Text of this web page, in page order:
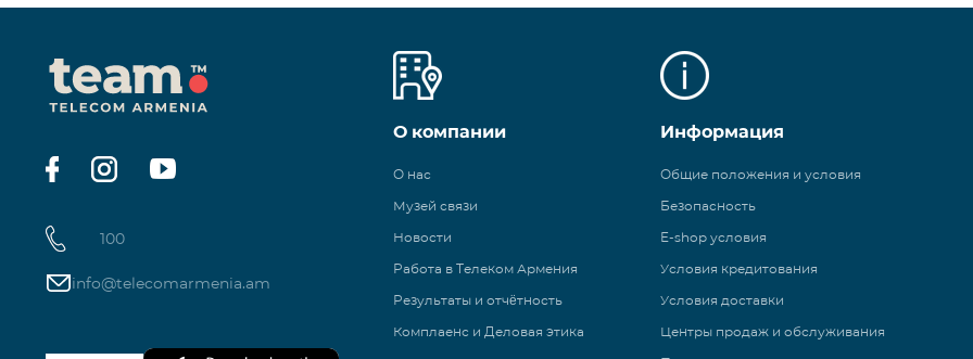
100
info@telecomarmenia.am
О компании
О нас
Музей связи
Новости
Работа в Телеком Армения
Результаты и отчётность
Комплаенс и Деловая этика
Информация
Общие положения и условия
Безопасность
E-shop условия
Условия кредитования
Условия доставки
Центры продаж и обслуживания